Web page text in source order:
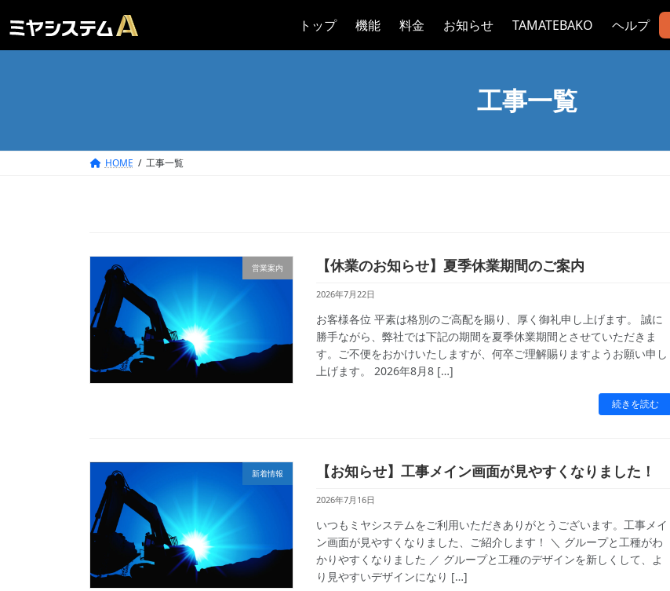
ン
テ
ビ
ゲ
トップ 機能 料金 お知らせ TAMATEBAKO ヘルプ
工事一覧
HOME 工事一覧
営業案内 【休業のお知らせ】夏季休業期間のご案内
2026年7月22日
お客様各位 平素は格別のご高配を賜り、厚く御礼申し上げます。 誠に
勝手ながら、弊社では下記の期間を夏季休業期間とさせていただきま
す。ご不便をおかけいたしますが、何卒ご理解賜りますようお願い申し
上げます。 2026年8月8 […]
続きを読む
新着情報 【お知らせ】工事メイン画面が見やすくなりました！
2026年7月16日
いつもミヤシステムをご利用いただきありがとうございます。工事メイ
ン画面が見やすくなりました、ご紹介します！ ＼ グループと工種がわ
かりやすくなりました ／ グループと工種のデザインを新しくして、よ
り見やすいデザインになり […]